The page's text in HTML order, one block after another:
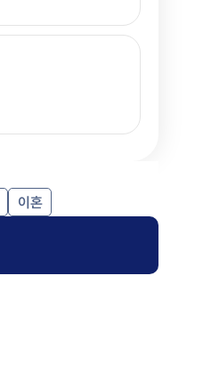
이혼